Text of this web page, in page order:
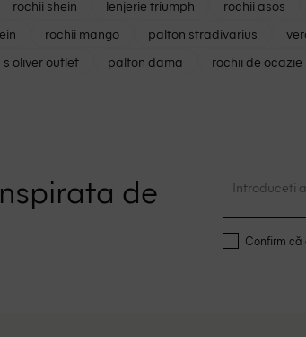
rochii shein lenjerie triumph rochii asos
rochii mango palton stradivarius
s oliver outlet palton dama rochii de ocazie
de
Confirm că